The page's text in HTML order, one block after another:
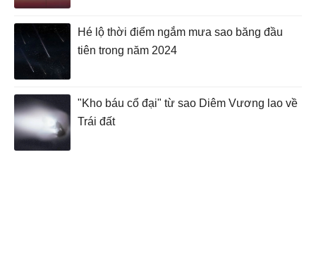
Hé lộ thời điểm ngắm mưa sao băng đầu
tiên trong năm 2024
"Kho báu cổ đại" từ sao Diêm Vương lao về
Trái đất